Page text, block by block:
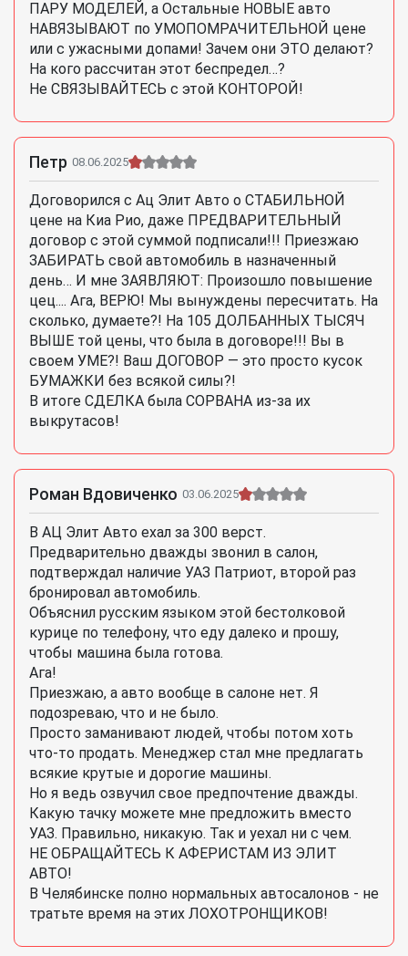
ПАРУ МОДЕЛЕЙ, а Остальные НОВЫЕ авто
НАВЯЗЫВАЮТ по УМОПОМРАЧИТЕЛЬНОЙ цене
или с ужасными допами! Зачем они ЭТО делают?
На кого рассчитан этот беспредел…?
Не СВЯЗЫВАЙТЕСЬ с этой КОНТОРОЙ!
Петр 08.06.2025
Договорился с Ац Элит Авто о СТАБИЛЬНОЙ
цене на Киа Рио, даже ПРЕДВАРИТЕЛЬНЫЙ
договор с этой суммой подписали!!! Приезжаю
ЗАБИРАТЬ свой автомобиль в назначенный
день… И мне ЗАЯВЛЯЮТ: Произошло повышение
цец.... Ага, ВЕРЮ! Мы вынуждены пересчитать. На
сколько, думаете?! На 105 ДОЛБАННЫХ ТЫСЯЧ
ВЫШЕ той цены, что была в договоре!!! Вы в
своем УМЕ?! Ваш ДОГОВОР — это просто кусок
БУМАЖКИ без всякой силы?!
В итоге СДЕЛКА была СОРВАНА из-за их
выкрутасов!
Роман Вдовиченко 03.06.2025
В АЦ Элит Авто ехал за 300 верст.
Предварительно дважды звонил в салон,
подтверждал наличие УАЗ Патриот, второй раз
бронировал автомобиль.
Объяснил русским языком этой бестолковой
курице по телефону, что еду далеко и прошу,
чтобы машина была готова.
Ага!
Приезжаю, а авто вообще в салоне нет. Я
подозреваю, что и не было.
Просто заманивают людей, чтобы потом хоть
что-то продать. Менеджер стал мне предлагать
всякие крутые и дорогие машины.
Но я ведь озвучил свое предпочтение дважды.
Какую тачку можете мне предложить вместо
УАЗ. Правильно, никакую. Так и уехал ни с чем.
НЕ ОБРАЩАЙТЕСЬ К АФЕРИСТАМ ИЗ ЭЛИТ
АВТО!
В Челябинске полно нормальных автосалонов - не
тратьте время на этих ЛОХОТРОНЩИКОВ!